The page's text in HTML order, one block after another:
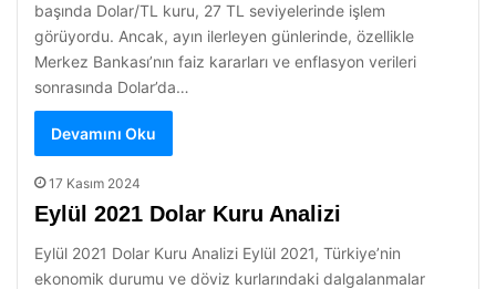
başında Dolar/TL kuru, 27 TL seviyelerinde işlem
görüyordu. Ancak, ayın ilerleyen günlerinde, özellikle
Merkez Bankası’nın faiz kararları ve enflasyon verileri
sonrasında Dolar’da…
Devamını Oku
17 Kasım 2024
Eylül 2021 Dolar Kuru Analizi
Eylül 2021 Dolar Kuru Analizi Eylül 2021, Türkiye’nin
ekonomik durumu ve döviz kurlarındaki dalgalanmalar